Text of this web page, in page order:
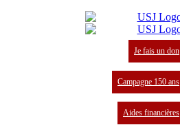
Je fais un don
Campagne 150 ans
Aides financières